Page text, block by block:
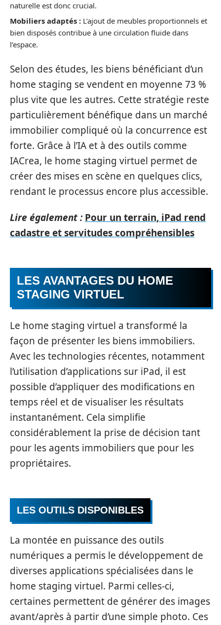
naturelle est donc crucial.
Mobiliers adaptés : L’ajout de meubles proportionnels et
bien disposés contribue à une circulation fluide dans
l’espace.
Selon des études, les biens bénéficiant d’un
home staging se vendent en moyenne 73 %
plus vite que les autres. Cette stratégie reste
particulièrement bénéfique dans un marché
immobilier compliqué où la concurrence est
forte. Grâce à l’IA et à des outils comme
IACrea, le home staging virtuel permet de
créer des mises en scène en quelques clics,
rendant le processus encore plus accessible.
Lire également : Pour un terrain, iPad rend
cadastre et servitudes compréhensibles
LES AVANTAGES DU HOME
STAGING VIRTUEL
Le home staging virtuel a transformé la
façon de présenter les biens immobiliers.
Avec les technologies récentes, notamment
l’utilisation d’applications sur iPad, il est
possible d’appliquer des modifications en
temps réel et de visualiser les résultats
instantanément. Cela simplifie
considérablement la prise de décision tant
pour les agents immobiliers que pour les
propriétaires.
LES OUTILS DISPONIBLES
La montée en puissance des outils
numériques a permis le développement de
diverses applications spécialisées dans le
home staging virtuel. Parmi celles-ci,
certaines permettent de générer des images
avant/après à partir d’une simple photo. Ces